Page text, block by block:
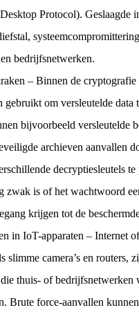
Protocol). Geslaagde
bedrijfsnetwerken.
– Binnen de
gebruikt om versleutelde data
bijvoorbeeld versleutelde
archieven aanvallen
decryptiesleutels
zwak is of het wachtwoord
krijgen tot de
in IoT-apparaten – Internet
slimme camera’s en routers,
thuis- of bedrijfsnetwerken
Brute force-aanvallen